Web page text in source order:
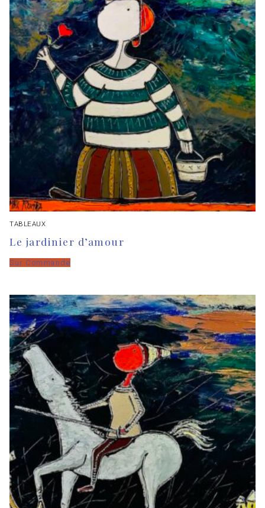
TABLEAUX
Le jardinier d’amour
Sur Commande